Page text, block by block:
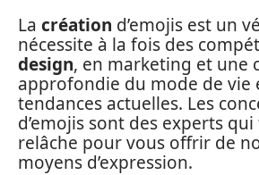
La création d’emojis est un
nécessite à la fois des
design, en marketing et une
approfondie du mode de vie
tendances actuelles. Les
d’emojis sont des experts
relâche pour vous offrir de
moyens d’expression.